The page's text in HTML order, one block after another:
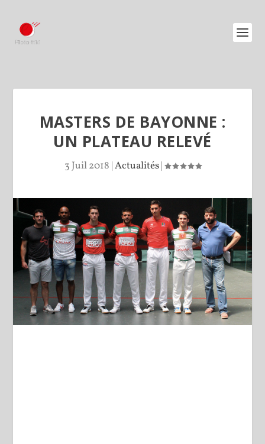
MASTERS DE BAYONNE :
UN PLATEAU RELEVÉ
3 Juil 2018 |Actualités|